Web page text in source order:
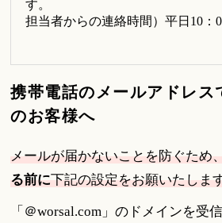
携帯電話のメールアドレス
のお客様へ
メールが届かないことを防ぐため、
る前に下記の設定をお願いたします
「＠worsal.com」のドメインを受